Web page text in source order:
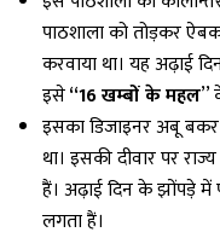
पाठशाला को तोड़कर
करवाया था। यह अढ़ाई
इसे‘‘16 खम्बों के महल
इसका डिजाइनर अबू बकर
था। इसकी दीवार पर
हैं। अढ़ाई दिन के झोंपड़े में
लगता हैं।